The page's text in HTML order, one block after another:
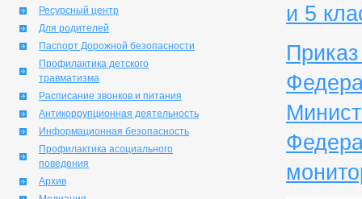
Ресурсный центр
Для родителей
Паспорт Дорожной безопасности
Профилактика детского
травматизма
Расписание звонков и питания
Антикоррупционная деятельность
Информационная безопасность
Профилактика асоциального
поведения
Архив
и 5